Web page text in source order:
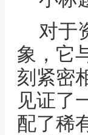
对于
象，它
刻紧密
见证了
配了稀